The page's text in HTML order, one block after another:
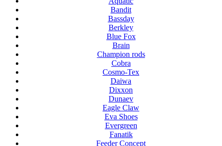
Bandit
Bassday
Berkley
Blue Fox
Brain
Champion rods
Cobra
Cosmo-Tex
Daiwa
Dixxon
Dunaev
Eagle Claw
Eva Shoes
Evergreen
Fanatik
Feeder Concept